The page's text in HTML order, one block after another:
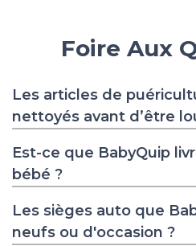
Foire Aux
Les articles de
nettoyés avant d’être
Est-ce que BabyQuip
bébé ?
Les sièges auto que
neufs ou d'occasion ?